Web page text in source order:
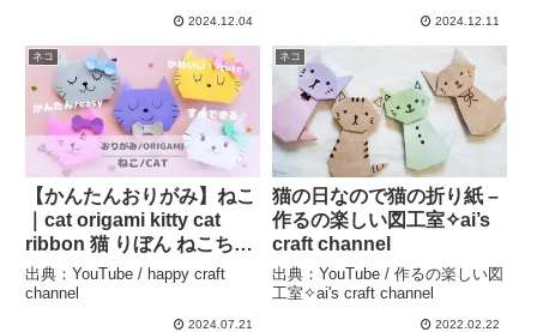
2024.12.04 2024.12.11
ネコ
【かんたんおりがみ】ねこ
｜cat origami kitty cat
ribbon 猫 りぼん ねこちゃ
ん ネコ 고양이 오리가
미 공예 貓 紙藝 可愛的
귀여운 – happy craft
出典：YouTube / happy craft
channel
2024.07.21
ネコ
猫の日なので猫の折り紙 –
作るの楽しい図工室✧ai’s
craft channel
出典：YouTube / 作るの楽しい図
工室✧ai's craft channel
2022.02.22